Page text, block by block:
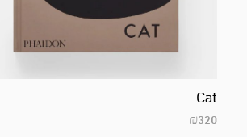
Cat
₪320